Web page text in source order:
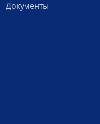
Документы